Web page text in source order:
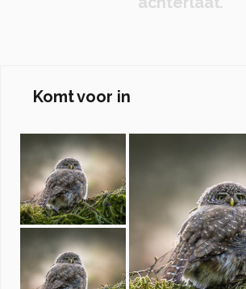
Komt voor in